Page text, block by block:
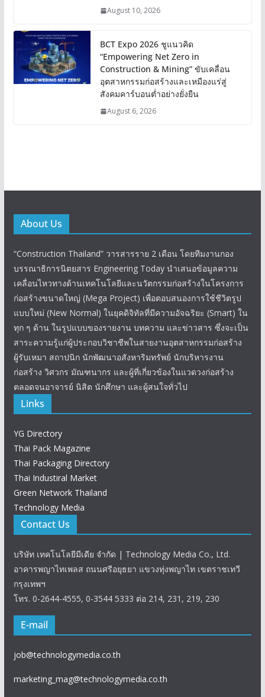
August 10, 2026
BCT Expo 2026 ชูแนวคิด
“Empowering Net Zero in
Construction & Mining” ขับเคลื่อน
อุตสาหกรรมก่อสร้างและเหมืองแร่สู่
สังคมคาร์บอนต่ำอย่างยั่งยืน
August 6, 2026
About Us
“Construction Thailand” วารสารราย 2 เดือน โดยทีมงานกอง
บรรณาธิการนิตยสาร Engineering Today นำเสนอข้อมูลความ
เคลื่อนไหวทางด้านเทคโนโลยีและนวัตกรรมก่อสร้างในโครงการ
ก่อสร้างขนาดใหญ่ (Mega Project) เพื่อตอบสนองการใช้ชีวิตรูป
แบบใหม่ (New Normal) ในยุคดิจิทัลที่มีความอัจฉริยะ (Smart) ใน
ทุก ๆ ด้าน ในรูปแบบของรายงาน บทความ และข่าวสาร ซึ่งจะเป็น
สาระความรู้แก่ผู้ประกอบวิชาชีพในสายงานอุตสาหกรรมก่อสร้าง
ผู้รับเหมา สถาปนิก นักพัฒนาอสังหาริมทรัพย์ นักบริหารงาน
ก่อสร้าง วิศวกร มัณฑนากร และผู้ที่เกี่ยวข้องในแวดวงก่อสร้าง
ตลอดจนอาจารย์ นิสิต นักศึกษา และผู้สนใจทั่วไป
Links
YG Directory
Thai Pack Magazine
Thai Packaging Directory
Thai Industiral Market
Green Network Thailand
Technology Media
Contact Us
บริษัท เทคโนโลยีมีเดีย จำกัด | Technology Media Co., Ltd.
อาคารพญาไทเพลส ถนนศรีอยุธยา แขวงทุ่งพญาไท เขตราชเทวี
กรุงเทพฯ
โทร. 0-2644-4555, 0-3544 5333 ต่อ 214, 231, 219, 230
E-mail
job@technologymedia.co.th
marketing_mag@technologymedia.co.th